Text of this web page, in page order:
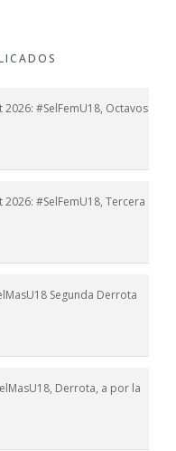
2026: #SelFemU18, Octavos
2026: #SelFemU18, Tercera
Segunda Derrota
Derrota, a por la